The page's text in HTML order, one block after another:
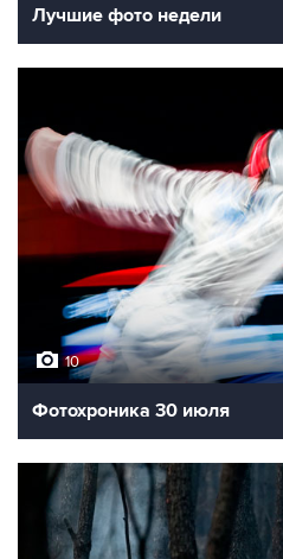
Лучшие фото недели
10
Фотохроника 30 июля